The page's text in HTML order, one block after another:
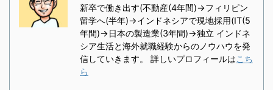
新卒で働き出す(不動産(4年間)→フィリピン
留学へ(半年)→インドネシアで現地採用(IT(5
年間)→日本の製造業(3年間)→独立 インドネ
シア生活と海外就職経験からのノウハウを発
信していきます。 詳しいプロフィールはこち
ら